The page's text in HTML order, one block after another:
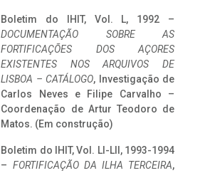
Boletim do IHIT, Vol. L, 1992 –
DOCUMENTAÇÃO SOBRE AS
FORTIFICAÇÕES DOS AÇORES
EXISTENTES NOS ARQUIVOS DE
LISBOA – CATÁLOGO, Investigação de
Carlos Neves e Filipe Carvalho –
Coordenação de Artur Teodoro de
Matos. (Em construção)
Boletim do IHIT, Vol. LI-LII, 1993-1994
– FORTIFICAÇÃO DA ILHA TERCEIRA,